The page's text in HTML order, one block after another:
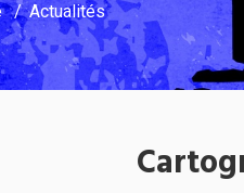
Actualités